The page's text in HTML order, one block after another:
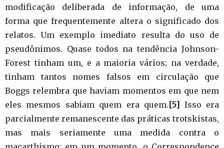
modificação deliberada de informação, de uma
forma que frequentemente altera o significado dos
relatos. Um exemplo imediato resulta do uso de
pseudônimos. Quase todos na tendência Johnson-
Forest tinham um, e a maioria vários; na verdade,
tinham tantos nomes falsos em circulação que
Boggs relembra que haviam momentos em que nem
eles mesmos sabiam quem era quem.[5] Isso era
parcialmente remanescente das práticas trotskistas,
mas mais seriamente uma medida contra o